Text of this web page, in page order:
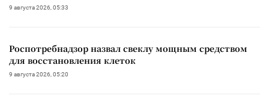
9 августа 2026, 05:33
Роспотребнадзор назвал свеклу мощным средством
для восстановления клеток
9 августа 2026, 05:20